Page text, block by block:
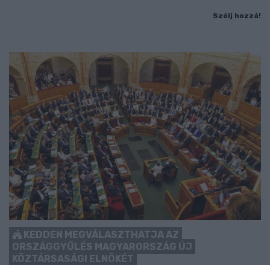
Szólj hozzá!
KEDDEN MEGVÁLASZTHATJA AZ
ORSZÁGGYŰLÉS MAGYARORSZÁG ÚJ
KÖZTÁRSASÁGI ELNÖKÉT